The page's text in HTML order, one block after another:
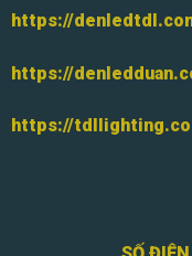
https://
https://
https://